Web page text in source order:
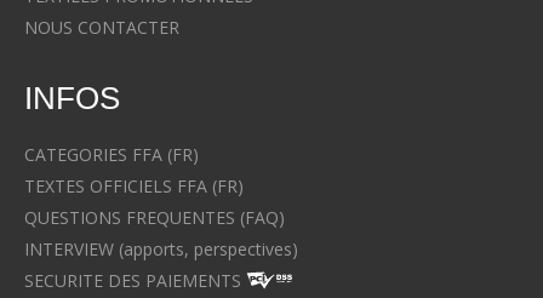
NOUS CONTACTER
INFOS
CATEGORIES FFA (FR)
TEXTES OFFICIELS FFA (FR)
QUESTIONS FREQUENTES (FAQ)
INTERVIEW (apports, perspectives)
SECURITE DES PAIEMENTS